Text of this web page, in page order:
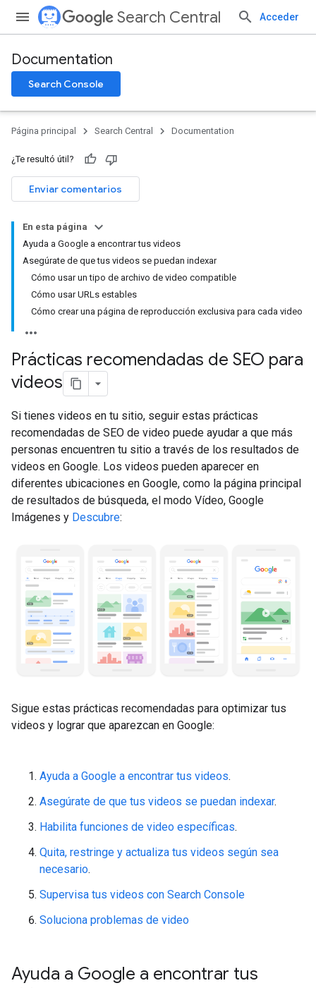
Search Central Acceder
Documentation
Search Console
Página principal Search Central Documentation
¿Te resultó útil?
Enviar comentarios
En esta página
Ayuda a Google a encontrar tus videos
Asegúrate de que tus videos se puedan indexar
Cómo usar un tipo de archivo de video compatible
Cómo usar URLs estables
Cómo crear una página de reproducción exclusiva para cada video
Prácticas recomendadas de SEO para
videos
Si tienes videos en tu sitio, seguir estas prácticas
recomendadas de SEO de video puede ayudar a que más
personas encuentren tu sitio a través de los resultados de
videos en Google. Los videos pueden aparecer en
diferentes ubicaciones en Google, como la página principal
de resultados de búsqueda, el modo Vídeo, Google
Imágenes y Descubre:
Sigue estas prácticas recomendadas para optimizar tus
videos y lograr que aparezcan en Google:
Ayuda a Google a encontrar tus videos.
Asegúrate de que tus videos se puedan indexar.
Habilita funciones de video específicas.
Quita, restringe y actualiza tus videos según sea
necesario.
Supervisa tus videos con Search Console
Soluciona problemas de video
Ayuda a Google a encontrar tus